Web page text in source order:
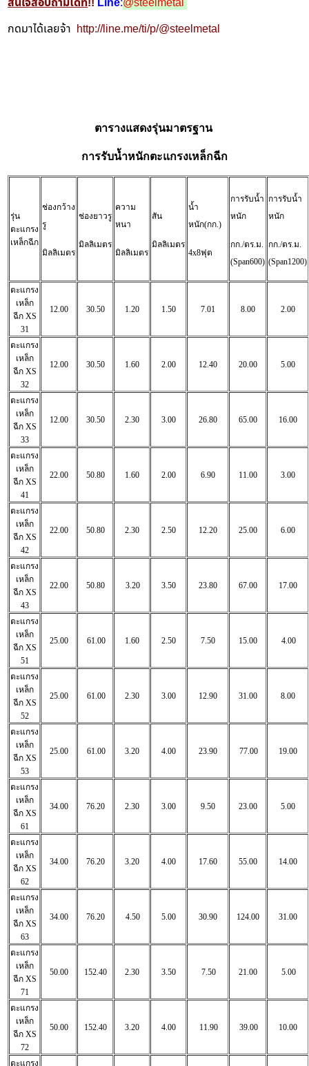
กดมาได้เลยจ้า http://line.me/ti/p/@steelmetal
ตารางแสดงรุ่นมาตรฐาน
การรับน้ำหนักตะแกรงเหล็กฉีก
รุ่น
ตะแกรง
เหล็กฉีก
ช่องกว้าง
รู
มิลลิเมตร
ช่องยาวรู
มิลลิเมตร
ความ
หนา
มิลลิเมตร
สัน
มิลลิเมตร
น้ำ
หนัก(กก.)
4x8ฟุต
การรับน้ำ
หนัก
กก./ตร.ม.
(Span600)
การรับน้ำ
หนัก
กก./ตร.ม.
(Span1200)
ตะแกรง
เหล็ก
ฉีก XS
31
12.00 30.50 1.20 1.50 7.01 8.00 2.00
ตะแกรง
เหล็ก
ฉีก XS
32
12.00 30.50 1.60 2.00 12.40 20.00 5.00
ตะแกรง
เหล็ก
ฉีก XS
33
12.00 30.50 2.30 3.00 26.80 65.00 16.00
ตะแกรง
เหล็ก
ฉีก XS
41
22.00 50.80 1.60 2.00 6.90 11.00 3.00
ตะแกรง
เหล็ก
ฉีก XS
42
22.00 50.80 2.30 2.50 12.20 25.00 6.00
ตะแกรง
เหล็ก
ฉีก XS
43
22.00 50.80 3.20 3.50 23.80 67.00 17.00
ตะแกรง
เหล็ก
ฉีก XS
51
25.00 61.00 1.60 2.50 7.50 15.00 4.00
ตะแกรง
เหล็ก
ฉีก XS
52
25.00 61.00 2.30 3.00 12.90 31.00 8.00
ตะแกรง
เหล็ก
ฉีก XS
53
25.00 61.00 3.20 4.00 23.90 77.00 19.00
ตะแกรง
เหล็ก
ฉีก XS
61
34.00 76.20 2.30 3.00 9.50 23.00 5.00
ตะแกรง
เหล็ก
ฉีกXS
62
34.00 76.20 3.20 4.00 17.60 55.00 14.00
ตะแกรง
เหล็ก
ฉีก XS
63
34.00 76.20 4.50 5.00 30.90 124.00 31.00
ตะแกรง
เหล็ก
ฉีก XS
71
50.00 152.40 2.30 3.50 7.50 21.00 5.00
ตะแกรง
เหล็ก
ฉีก XS
72
50.00 152.40 3.20 4.00 11.90 39.00 10.00
ตะแกรง